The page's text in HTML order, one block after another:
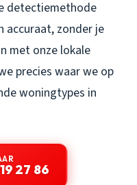
detectiemethode
accuraat, zonder je
met onze lokale
precies waar we op
woningtypes in
27 86